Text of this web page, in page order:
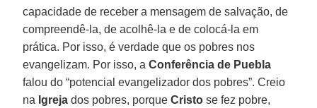
capacidade de receber a mensagem de salvação, de
compreendê-la, de acolhê-la e de colocá-la em
prática. Por isso, é verdade que os pobres nos
evangelizam. Por isso, aConferência de Puebla
falou do “potencial evangelizador dos pobres”. Creio
na Igreja dos pobres, porqueCristo se fez pobre,